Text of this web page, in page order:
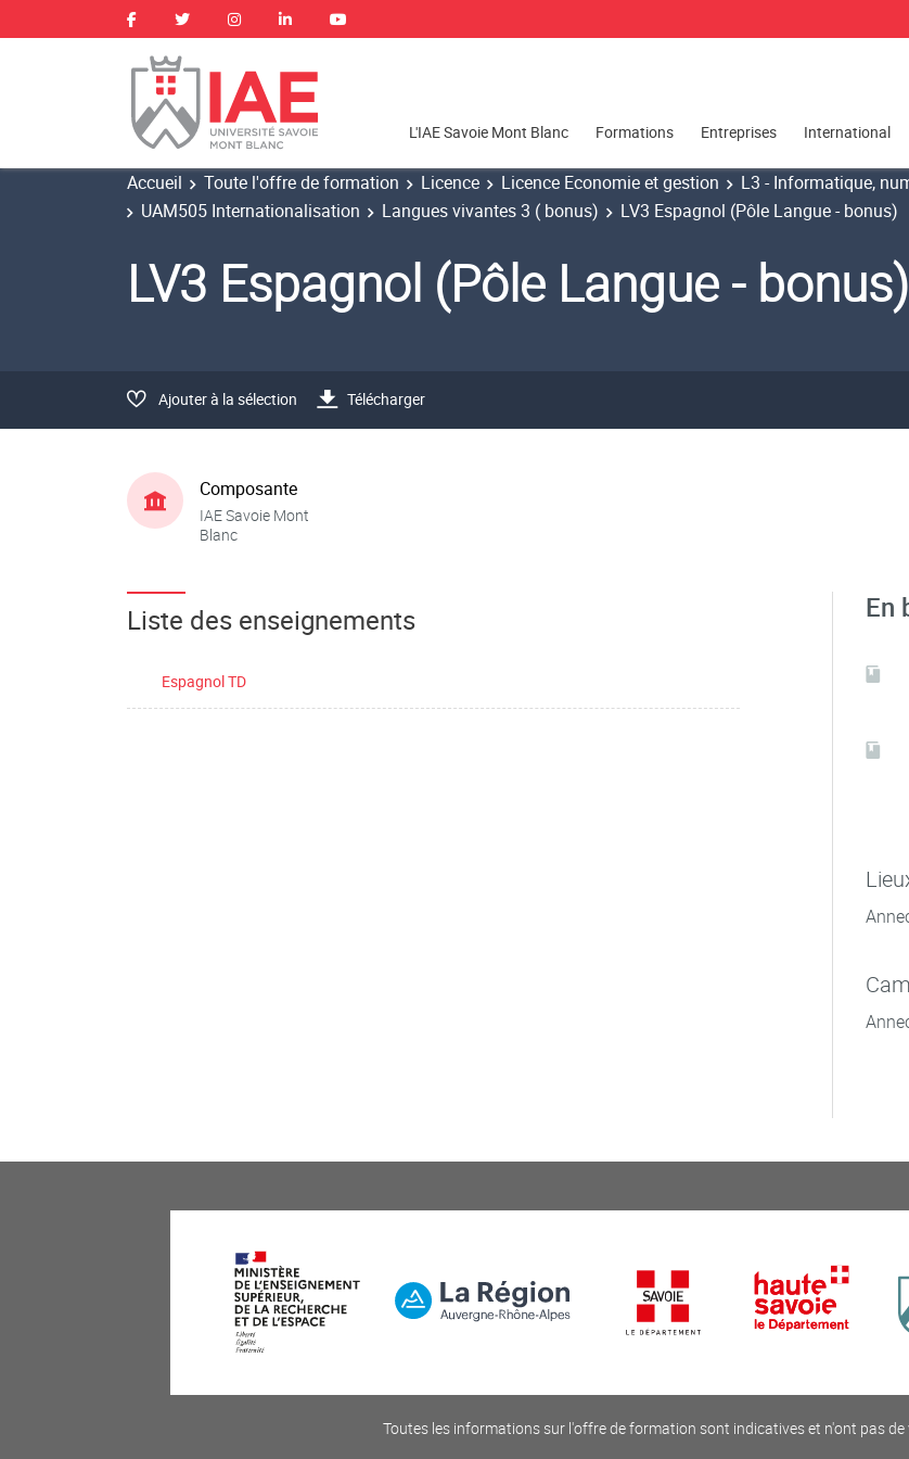
L'IAE Savoie Mont Blanc Formations Entreprises International
Accueil Toute l'offre de formation Licence Licence Economie et gestion
L3 - Informatique,
UAM505 Internationalisation
Langues vivantes 3 ( bonus) LV3 Espagnol (Pôle Langue - bonus)
LV3 Espagnol (Pôle Langue -
Ajouter à la sélection Télécharger
Composante
IAE Savoie Mont
Blanc
Liste des enseignements
Espagnol TD
En
Toutes les informations sur l'offre de formation sont indicatives et n'ont pas